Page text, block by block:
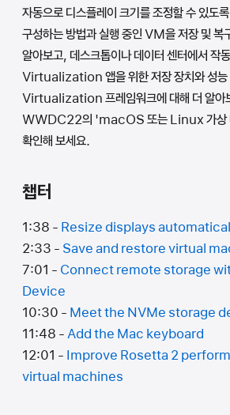
자동으로 디스플레이 크기를 조정할 수 있도
구성하는 방법과 실행 중인 VM을 저장 및 복
알아보고, 데스크톱이나 데이터 센터에서 작
Virtualization 앱을 위한 저장 장치와 성능
Virtualization 프레임워크에 대해 더 알아
WWDC22의 'macOS 또는 Linux 가상
확인해 보세요.
챕터
1:38 - Resize displays
2:33 - Save and restore virtual
7:01 - Connect remote storage
Device
10:30 - Meet the NVMe storage
11:48 - Add the Mac keyboard
12:01 - Improve Rosetta 2
virtual machines